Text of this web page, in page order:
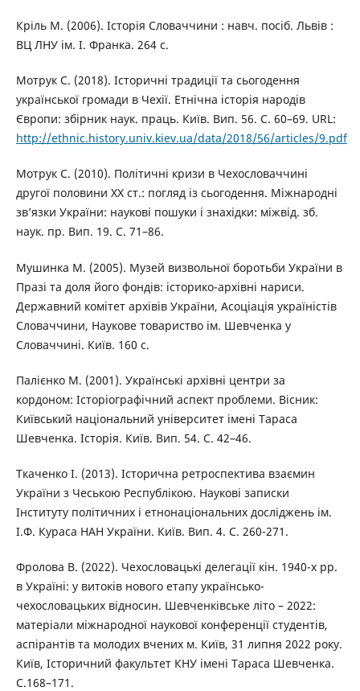
Кріль М. (2006). Історія Словаччини : навч. посіб. Львів :
ВЦ ЛНУ ім. І. Франка. 264 с.
Мотрук С. (2018). Історичні традиції та сьогодення
української громади в Чехії. Етнічна історія народів
Європи: збірник наук. праць. Київ. Вип. 56. С. 60–69. URL:
http://ethnic.history.univ.kiev.ua/data/2018/56/articles/9.pdf
Мотрук С. (2010). Політичні кризи в Чехословаччині
другої половини ХХ ст.: погляд із сьогодення. Міжнародні
зв’язки України: наукові пошуки і знахідки: міжвід. зб.
наук. пр. Вип. 19. С. 71–86.
Мушинка М. (2005). Музей визвольної боротьби України в
Празі та доля його фондів: історико-архівні нариси.
Державний комітет архівів України, Асоціація україністів
Словаччини, Наукове товариство ім. Шевченка у
Словаччині. Київ. 160 с.
Палієнко М. (2001). Українські архівні центри за
кордоном: Історіографічний аспект проблеми. Вісник:
Київський національний університет імені Тараса
Шевченка. Історія. Київ. Вип. 54. С. 42–46.
Ткаченко І. (2013). Історична ретроспектива взаємин
України з Чеською Республікою. Наукові записки
Інституту політичних і етнонаціональних досліджень ім.
І.Ф. Кураса НАН України. Київ. Вип. 4. С. 260-271.
Фролова В. (2022). Чехословацькі делегації кін. 1940-х рр.
в Україні: у витоків нового етапу українсько-
чехословацьких відносин. Шевченківське літо – 2022:
матеріали міжнародної наукової конференції студентів,
аспірантів та молодих вчених м. Київ, 31 липня 2022 року.
Київ, Історичний факультет КНУ імені Тараса Шевченка.
С.168–171.